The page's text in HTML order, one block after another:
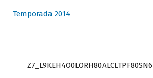
Temporada 2014
Z7_L9KEH4O0LORH80ALCLTPF80SN6